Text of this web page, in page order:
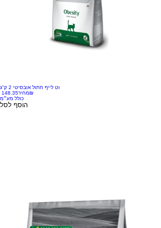
וט לייף חתול אובסיטי 2 ק"ג
מחיר‏148.35 ‏₪
כולל מע״מ
הוסף לסל